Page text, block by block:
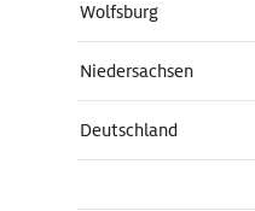
Wolfsburg
Niedersachsen
Deutschland